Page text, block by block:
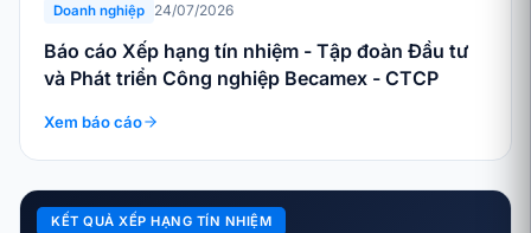
Doanh nghiệp 24/07/2026
Báo cáo Xếp hạng tín nhiệm - Tập đoàn Đầu tư
và Phát triển Công nghiệp Becamex - CTCP
Xem báo cáo
KẾT QUẢ XẾP HẠNG TÍN NHIỆM